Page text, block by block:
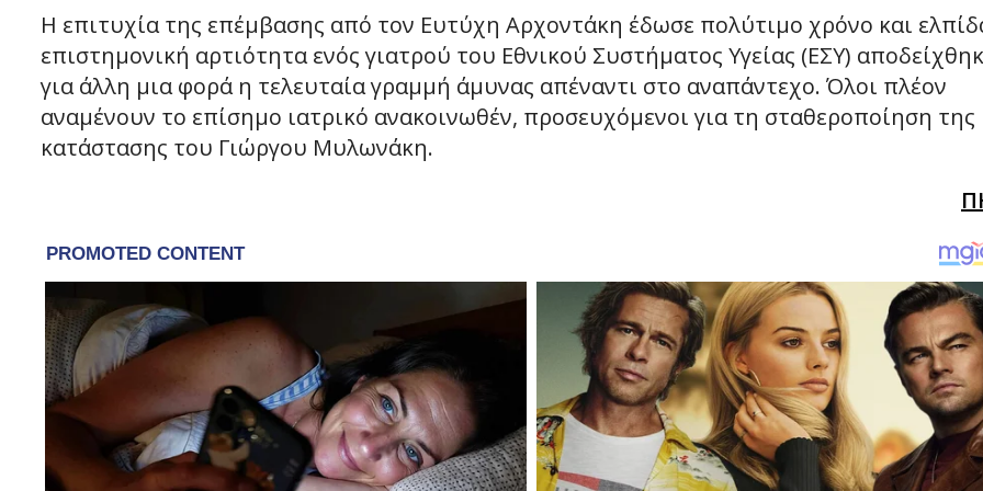
Η επιτυχία της επέμβασης από τον Ευτύχη Αρχοντάκη έδωσε πολύτιμο χρόνο και
επιστημονική αρτιότητα ενός γιατρού του Εθνικού Συστήματος Υγείας (ΕΣΥ)
για άλλη μια φορά η τελευταία γραμμή άμυνας απέναντι στο αναπάντεχο. Όλοι πλέον
αναμένουν το επίσημο ιατρικό ανακοινωθέν, προσευχόμενοι για τη σταθεροποίηση της
κατάστασης του Γιώργου Μυλωνάκη.